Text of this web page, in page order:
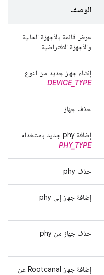
الوصف
عرض قائمة بالأجهزة الحالية
والأجهزة الافتراضية
إنشاء جهاز جديد من النوع
DEVICE_TYPE
حذف جهاز
إضافة phy جديد باستخدام
PHY_TYPE
حذف phy
إضافة جهاز إلى phy
حذف جهاز من phy
إضافة جهاز Rootcanal عن